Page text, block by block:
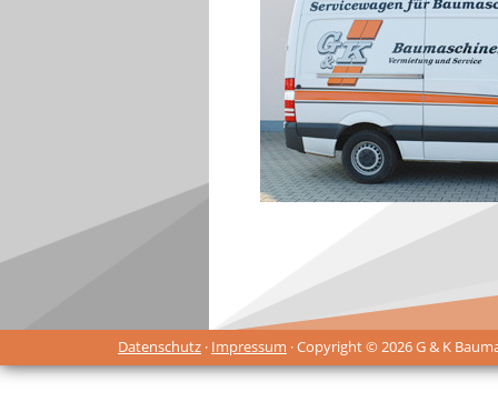
Datenschutz · Impressum · Copyright © 2026 G & K